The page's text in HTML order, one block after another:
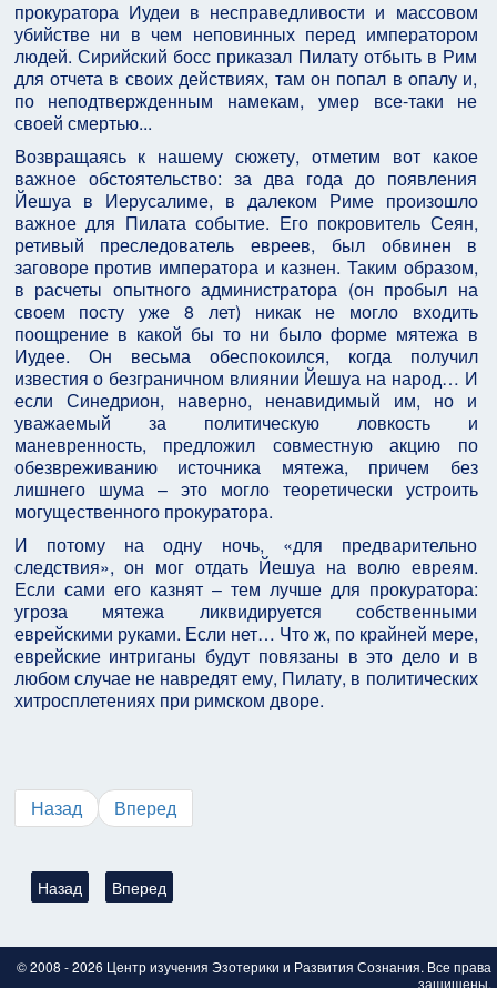
прокуратора Иудеи в несправедливости и массовом
убийстве ни в чем неповинных перед императором
людей. Сирийский босс приказал Пилату отбыть в Рим
для отчета в своих действиях, там он попал в опалу и,
по неподтвержденным намекам, умер все-таки не
своей смертью...
Возвращаясь к нашему сюжету, отметим вот какое
важное обстоятельство: за два года до появления
Йешуа в Иерусалиме, в далеком Риме произошло
важное для Пилата событие. Его покровитель Сеян,
ретивый преследователь евреев, был обвинен в
заговоре против императора и казнен. Таким образом,
в расчеты опытного администратора (он пробыл на
своем посту уже 8 лет) никак не могло входить
поощрение в какой бы то ни было форме мятежа в
Иудее. Он весьма обеспокоился, когда получил
известия о безграничном влиянии Йешуа на народ… И
если Синедрион, наверно, ненавидимый им, но и
уважаемый за политическую ловкость и
маневренность, предложил совместную акцию по
обезвреживанию источника мятежа, причем без
лишнего шума – это могло теоретически устроить
могущественного прокуратора.
И потому на одну ночь, «для предварительно
следствия», он мог отдать Йешуа на волю евреям.
Если сами его казнят – тем лучше для прокуратора:
угроза мятежа ликвидируется собственными
еврейскими руками. Если нет… Что ж, по крайней мере,
еврейские интриганы будут повязаны в это дело и в
любом случае не навредят ему, Пилату, в политических
хитросплетениях при римском дворе.
Назад Вперед
Предыдущий: Учёные впервые нашли прижизненный чертёж
Назад Следующий: Франческа Ставрокопулу -
Вперед
© 2008 - 2026 Центр изучения Эзотерики и Развития Сознания. Все права
защищены.